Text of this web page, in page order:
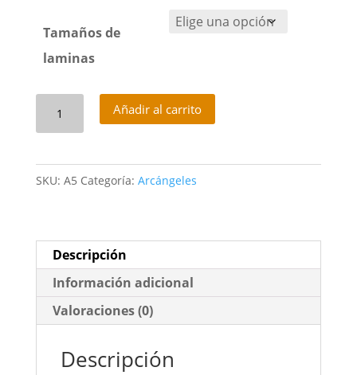
150€
Tamaños de
laminas
Añadir al carrito
SKU: A5 Categoría: Arcángeles
Descripción
Información adicional
Valoraciones (0)
Descripción